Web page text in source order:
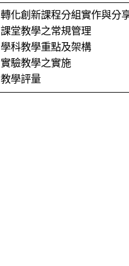
轉化創新課程分組實作與分
課堂教學之常規管理
學科教學重點及架構
實驗教學之實施
教學評量